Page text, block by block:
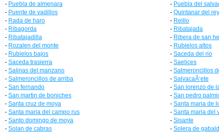
- Puebla de almenara - Puebla del
- Puente de vadillos - Quintanar del rey
- Rada de haro - Reillo
- Ribagorda - Ribatajada
- Ribatajadilla - Ribera de san
- Rozalen del monte - Rubielos altos
- Rubielos bajos - Saceda del rio
- Saceda trasierra - Saelices
- Salinas del manzano - Salmeroncillos
- Salmeroncillos de arriba - SalvacaÃ‘ete
- San fernando - San lorenzo de
- San martin de boniches - San pedro
- Santa cruz de moya - Santa maria de
- Santa maria del campo rus - Santa maria del
- Santo domingo de moya - Sisante
- Solan de cabras - Solera de